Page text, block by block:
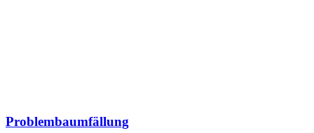
Problembaumfällung